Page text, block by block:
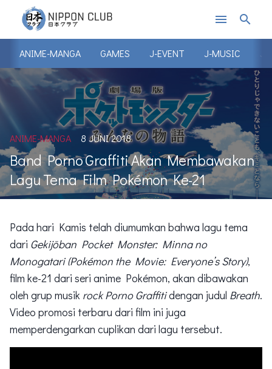
menu search
ANIME-MANGA GAMES J-EVENT J-MUSIC J-
ANIME-MANGA 8 JUNI 2018
Band Porno Graffiti Akan Membawakan
Lagu Tema Film Pokémon Ke-21
Pada hari Kamis telah diumumkan bahwa lagu tema
dari Gekijōban Pocket Monster: Minna no
Monogatari (Pokémon the Movie: Everyone’s Story),
film ke-21 dari seri anime Pokémon, akan dibawakan
oleh grup musik rock Porno Graffitidengan judul Breath.
Video promosi terbaru dari film ini juga
memperdengarkan cuplikan dari lagu tersebut.